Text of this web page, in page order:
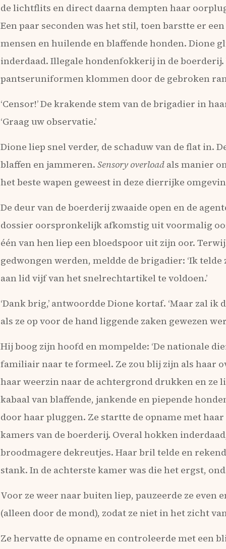
de lichtflits en direct daarna dempten haar
Een paar seconden was het stil, toen barstte er
mensen en huilende en blaffende honden. Dione
inderdaad. Illegale hondenfokkerij in de boerderij.
pantseruniformen klommen door de gebroken
‘Censor!’ De krakende stem van de brigadier in
‘Graag uw observatie.’
Dione liep snel verder, de schaduw van de flat in.
blaffen en jammeren. Sensory overload als manier
het beste wapen geweest in deze dierrijke
De deur van de boerderij zwaaide open en de
dossier oorspronkelijk afkomstig uit voormalig
één van hen liep een bloedspoor uit zijn oor.
gedwongen werden, meldde de brigadier: ‘Ik
aan lid vijf van het snelrechtartikel te voldoen.’
‘Dank brig,’ antwoordde Dione kortaf. ‘Maar zal ik
als ze op voor de hand liggende zaken gewezen
Hij boog zijn hoofd en mompelde: ‘De nationale
familiair naar te formeel. Ze zou blij zijn als haar
haar weerzin naar de achtergrond drukken en ze
kabaal van blaffende, jankende en piepende
door haar pluggen. Ze startte de opname met
kamers van de boerderij. Overal hokken
broodmagere dekreutjes. Haar bril telde en
stank. In de achterste kamer was die het ergst,
Voor ze weer naar buiten liep, pauzeerde ze
(alleen door de mond), zodat ze niet in het zicht
Ze hervatte de opname en controleerde met een